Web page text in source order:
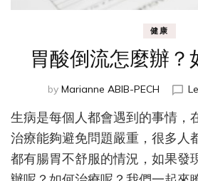
健康
胃酸倒流怎麼辦？
by Marianne ABIB-PECH
生病是每個人都會遇到的事情，
治療能夠避免問題嚴重，很多人
都有腸胃不舒服的情況，如果發